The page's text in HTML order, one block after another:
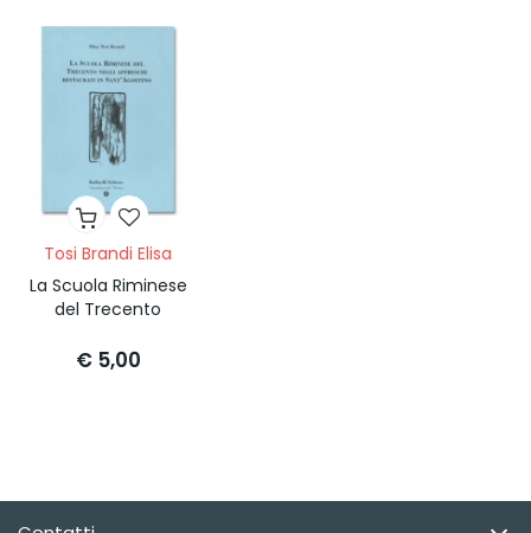
Tosi Brandi Elisa
La Scuola Riminese
del Trecento
€ 5,00